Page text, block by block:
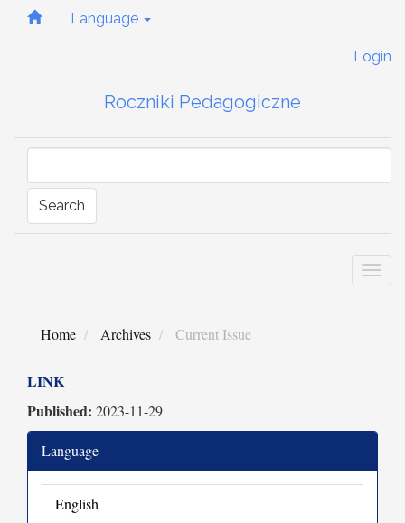
Quick
Main
Sidebar
Language
Login
Roczniki Pedagogiczne
Search
Home Archives Current Issue
LINK
Published: 2023-11-29
Language
English